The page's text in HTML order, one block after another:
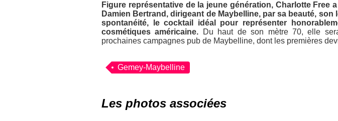
Figure représentative de la jeune génération, Charlotte Free
Damien Bertrand, dirigeant de Maybelline, par sa beauté, son
spontanéité, le cocktail idéal pour représenter
cosmétiques américaine. Du haut de son mètre 70, elle
prochaines campagnes pub de Maybelline, dont les premières
Gemey-Maybelline
Les photos associées